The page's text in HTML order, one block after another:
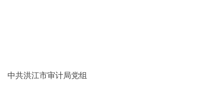
中共洪江市审计局党组